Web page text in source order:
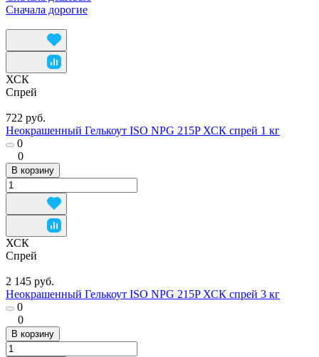
Сначала дорогие
ХСК
Спрей
722 руб.
Неокрашенный Гелькоут ISO NPG 215P ХСК спрей 1 кг
0
0
В корзину
ХСК
Спрей
2 145 руб.
Неокрашенный Гелькоут ISO NPG 215P ХСК спрей 3 кг
0
0
В корзину